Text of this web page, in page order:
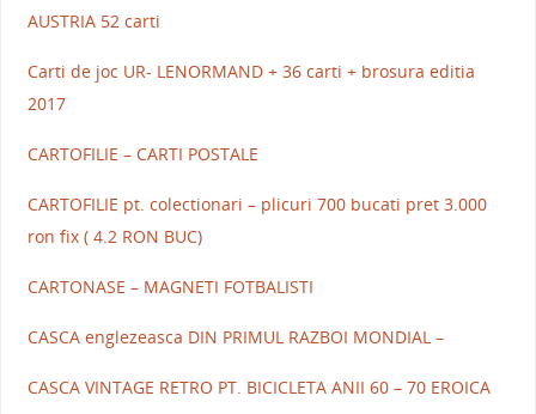
AUSTRIA 52 carti
Carti de joc UR- LENORMAND + 36 carti + brosura editia
2017
CARTOFILIE – CARTI POSTALE
CARTOFILIE pt. colectionari – plicuri 700 bucati pret 3.000
ron fix ( 4.2 RON BUC)
CARTONASE – MAGNETI FOTBALISTI
CASCA englezeasca DIN PRIMUL RAZBOI MONDIAL –
CASCA VINTAGE RETRO PT. BICICLETA ANII 60 – 70 EROICA